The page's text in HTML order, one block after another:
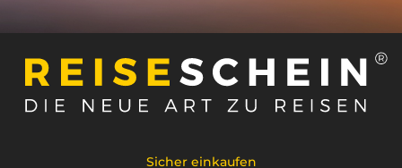
Sicher einkaufen